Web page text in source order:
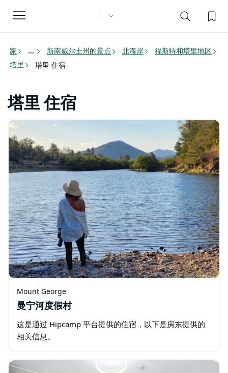
Toggle
navigation
家 ... 新南威尔士州的景点 北海岸
福斯特和塔里地区
塔里
塔里 住宿
塔里 住宿
Mount George
曼宁河度假村
这是通过 Hipcamp 平台提供的住宿，以下是房东提供的
相关信息。